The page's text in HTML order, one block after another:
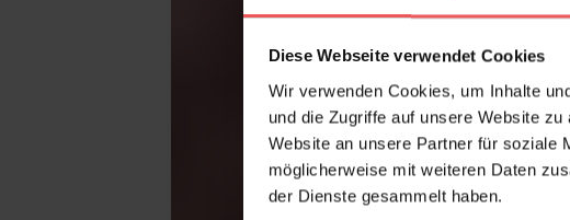
Diese Webseite verwendet Cookies
Wir verwenden Cookies, um Inhalte
und die Zugriffe auf unsere Website
Website an unsere Partner für soziale
möglicherweise mit weiteren Daten
der Dienste gesammelt haben.